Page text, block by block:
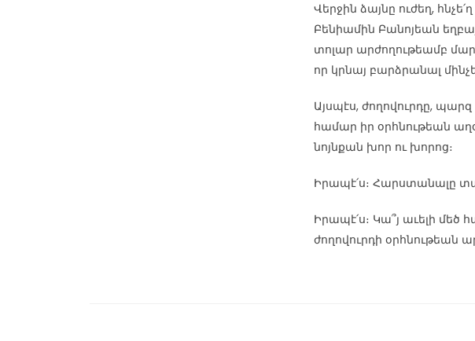
Վերջին ձայնը ուժեղ,
Բենիամին Բանոյեան
տոլար արժողութեամբ
որ կրնայ բարձրանալ
Այսպէս, ժողովուրդը,
համար իր օրհնութեան
նոյնքան խոր ու խորոց։
Իրապէ՛ս։ Հարստանալը
Իրապէ՛ս։ Կա՞յ աւելի մեծ
ժողովուրդի օրհնութեան